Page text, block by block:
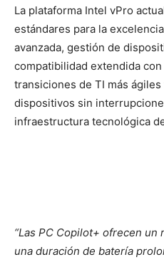
La plataforma Intel vPro
estándares para la
avanzada, gestión de
compatibilidad extendida
transiciones de TI más
dispositivos sin
infraestructura tecnológica
“Las PC Copilot+ ofrecen
una duración de batería